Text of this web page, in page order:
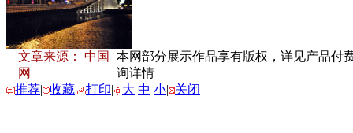
文章来源： 中国
网
本网部分展示作品享有版权，详见产品付
询详情
推荐| 收藏| 打印| 大 中 小| 关闭